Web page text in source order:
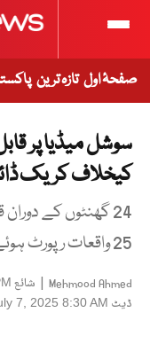
صفحۂ اول تازہ ترین
سوشل میڈیا پر
کیخلاف کریک ڈائون ، 18
24 گھنٹوں کے
25 واقعات رپورٹ ہوئے ، ترجمان پنجا پولیس
Mehmood Ahmed
| شائع
ڈیٹ 7, 2025 8:30 AM